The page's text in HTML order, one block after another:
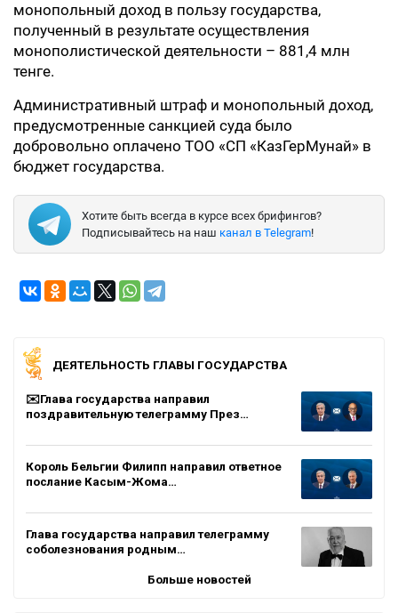
монопольный доход в пользу государства,
полученный в результате осуществления
монополистической деятельности – 881,4 млн
тенге.
Административный штраф и монопольный доход,
предусмотренные санкцией суда было
добровольно оплачено ТОО «СП «КазГерМунай» в
бюджет государства.
Хотите быть всегда в курсе всех брифингов?
Подписывайтесь на наш канал в Telegram!
ДЕЯТЕЛЬНОСТЬ ГЛАВЫ ГОСУДАРСТВА
✉️Глава государства направил
поздравительную телеграмму През…
Король Бельгии Филипп направил ответное
послание Касым-Жома…
Глава государства направил телеграмму
соболезнования родным…
Больше новостей